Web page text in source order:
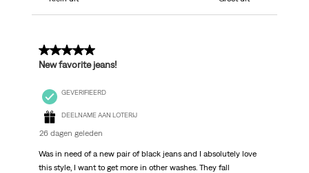
5 van 5 sterren.
New favorite jeans!
GEVERIFIEERD
DEELNAME AAN LOTERIJ
26 dagen geleden
Was in need of a new pair of black jeans and I absolutely love
this style, I want to get more in other washes. They fall